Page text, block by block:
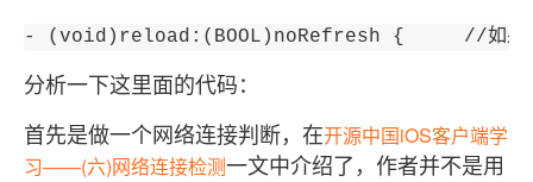
- (void)reload:(BOOL)noRefresh {
分析一下这里面的代码：
首先是做一个网络连接判断，在开源中国iOS客户端学
习——(六)网络连接检测一文中介绍了，作者并不是用